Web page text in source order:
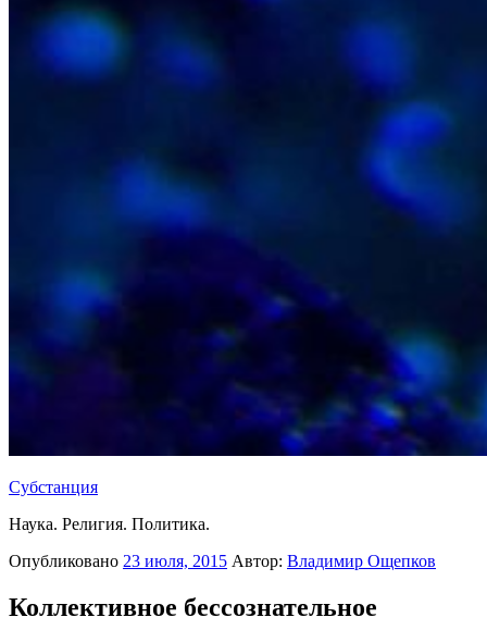
Субстанция
Наука. Религия. Политика.
Опубликовано 23 июля, 2015 Автор: Владимир Ощепков
Коллективное бессознательное